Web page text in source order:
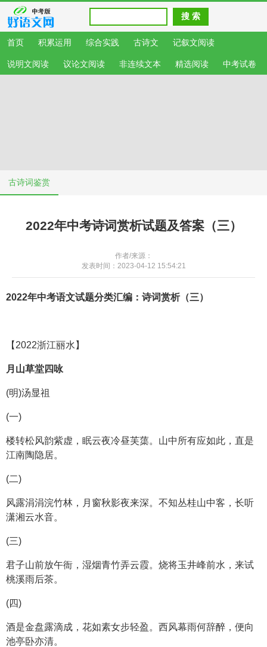
首页 积累运用 综合实践 古诗文 记叙文阅读
说明文阅读 议论文阅读 非连续文本 精选阅读 中考试卷
古诗词鉴赏
2022年中考诗词赏析试题及答案（三）
作者/来源：
发表时间：2023-04-12 15:54:21
2022年中考语文试题分类汇编： 诗词赏析（三）
【2022浙江丽水】
月山草堂四咏
(明)汤显祖
(一)
楼转松风韵紫虚，眠云夜冷昼芙蕖。山中所有应如此，直是
江南陶隐居。
(二)
风露涓涓浣竹林，月窗秋影夜来深。不知丛桂山中客，长听
潇湘云水音。
(三)
君子山前放午衙，湿烟青竹弄云霞。烧将玉井峰前水，来试
桃溪雨后茶。
(四)
酒是金盘露滴成，花如素女步轻盈。西风幕雨何辞醉，便向
池亭卧亦清。